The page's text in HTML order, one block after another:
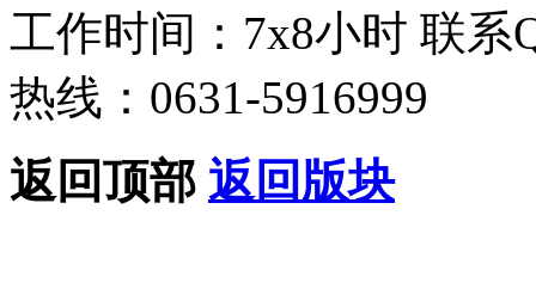
工作时间：7x8小时 联系
热线：0631-5916999
返回顶部 返回版块